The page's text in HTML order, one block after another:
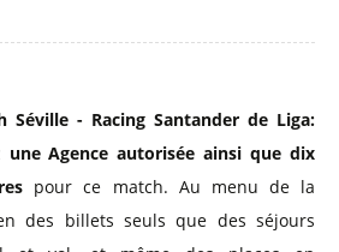
- Racing Santander de Liga:
une Agence autorisée ainsi que dix
pour ce match. Au menu de la
des billets seuls que des séjours